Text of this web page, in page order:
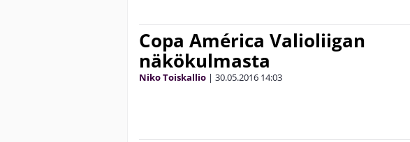
Copa América Valioliigan
näkökulmasta
Niko Toiskallio | 30.05.2016 14:03